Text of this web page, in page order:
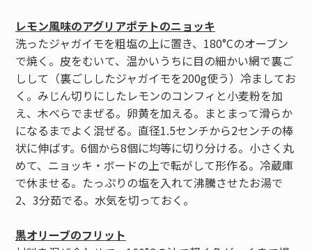
レモン風味のアグリアポテトのニョッキ
洗ったジャガイモを粗塩の上に置き、180°Cのオーブン
で焼く。皮をむいて、温かいうちに目の細かい網で裏ご
しして（裏ごししたジャガイモを200g使う）冷ましてお
く。みじん切りにしたレモンのコンフィと小麦粉を加
え、木べらでまぜる。卵黄を加える。まとまって滑らか
になるまでよく混ぜる。直径1.5センチから2センチの棒
状に伸ばす。6個から8個に均等に切り分ける。小さく丸
めて、ニョッキ・ボードの上で転がして形作る。冷蔵庫
で休ませる。たっぷりの塩を入れて沸騰させたお湯で
2、3分茹でる。水気を切っておく。
黒オリーブのフリット